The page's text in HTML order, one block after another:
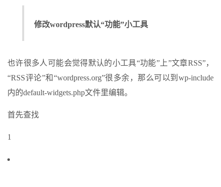
修改wordpress默认“功能”小工具
也许很多人可能会觉得默认的小工具“功能”上”文章RSS”，
“RSS评论”和“wordpress.org”很多余，那么可以到wp-include
内的default-widgets.php文件里编辑。
首先查找
1